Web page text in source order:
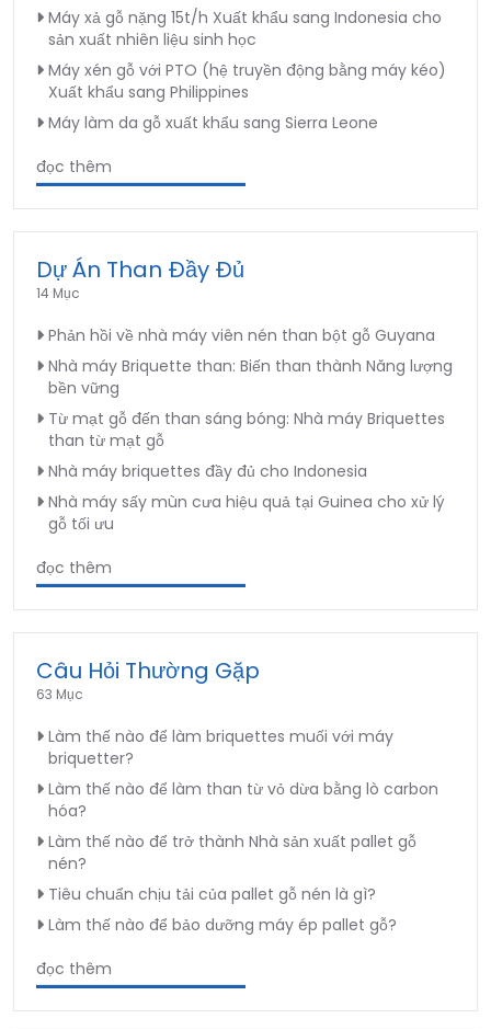
Máy xả gỗ nặng 15t/h Xuất khẩu sang Indonesia cho
sản xuất nhiên liệu sinh học
Máy xén gỗ với PTO (hệ truyền động bằng máy kéo)
Xuất khẩu sang Philippines
Máy làm da gỗ xuất khẩu sang Sierra Leone
đọc thêm
Dự Án Than Đầy Đủ
14 Mục
Phản hồi về nhà máy viên nén than bột gỗ Guyana
Nhà máy Briquette than: Biến than thành Năng lượng
bền vững
Từ mạt gỗ đến than sáng bóng: Nhà máy Briquettes
than từ mạt gỗ
Nhà máy briquettes đầy đủ cho Indonesia
Nhà máy sấy mùn cưa hiệu quả tại Guinea cho xử lý
gỗ tối ưu
đọc thêm
Câu Hỏi Thường Gặp
63 Mục
Làm thế nào để làm briquettes muối với máy
briquetter?
Làm thế nào để làm than từ vỏ dừa bằng lò carbon
hóa?
Làm thế nào để trở thành Nhà sản xuất pallet gỗ
nén?
Tiêu chuẩn chịu tải của pallet gỗ nén là gì?
Làm thế nào để bảo dưỡng máy ép pallet gỗ?
đọc thêm